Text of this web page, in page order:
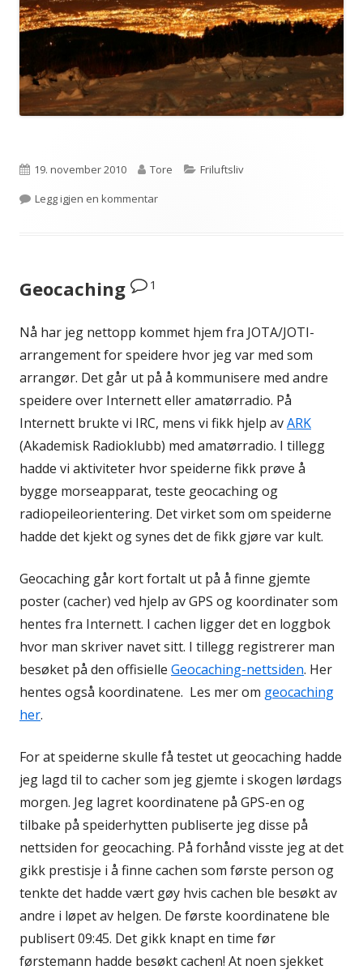
Publisert
19. november 2010 Forfatter
Tore Kategorier
Friluftsliv
Legg igjen en kommentartil Sesongens første skitur
Geocaching 1
Nå har jeg nettopp kommet hjem fra JOTA/JOTI-
arrangement for speidere hvor jeg var med som
arrangør. Det går ut på å kommunisere med andre
speidere over Internett eller amatørradio. På
Internett brukte vi IRC, mens vi fikk hjelp avARK
(Akademisk Radioklubb) med amatørradio. I tillegg
hadde vi aktiviteter hvor speiderne fikk prøve å
bygge morseapparat, teste geocaching og
radiopeileorientering. Det virket som om speiderne
hadde det kjekt og synes det de fikk gjøre var kult.
Geocaching går kort fortalt ut på å finne gjemte
poster (cacher) ved hjelp av GPS og koordinater som
hentes fra Internett. I cachen ligger det en loggbok
hvor man skriver navet sitt. I tillegg registrerer man
besøket på den offisielle Geocaching-nettsiden. Her
hentes også koordinatene. Les mer om geocaching
her.
For at speiderne skulle få testet ut geocaching hadde
jeg lagd til to cacher som jeg gjemte i skogen lørdags
morgen. Jeg lagret koordinatene på GPS-en og
tilbake på speiderhytten publiserte jeg disse på
nettsiden for geocaching. På forhånd visste jeg at det
gikk prestisje i å finne cachen som første person og
tenkte det hadde vært gøy hvis cachen ble besøkt av
andre i løpet av helgen. De første koordinatene ble
publisert 09:45. Det gikk knapt en time før
førstemann hadde besøkt cachen! At noen sjekket